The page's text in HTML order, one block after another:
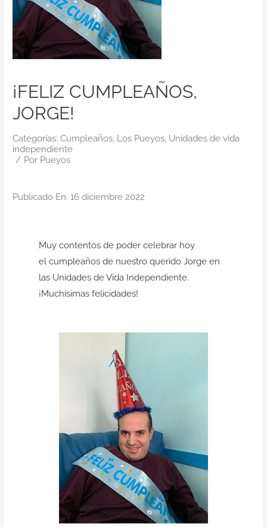
Contacto
¡FELIZ CUMPLEAÑOS,
JORGE!
Categorías: Cumpleaños, Los Pueyos, Unidades de vida
independiente
/ Por Pueyos
Publicado En: 16 diciembre 2022
Muy contentos de poder celebrar hoy
el cumpleaños de nuestro querido Jorge en
las Unidades de Vida Independiente.
¡Muchísimas felicidades!